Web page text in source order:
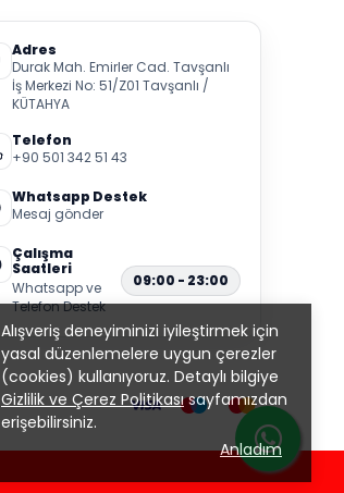
Alışveriş deneyiminizi iyileştirmek için
yasal düzenlemelere uygun çerezler
(cookies) kullanıyoruz. Detaylı bilgiye
Gizlilik ve Çerez Politikasısayfamızdan
erişebilirsiniz.
Anladım
Adres
Durak Mah. Emirler Cad. Tavşanlı
İş Merkezi No: 51/Z01 Tavşanlı /
KÜTAHYA
Telefon
+90 501 342 51 43
Whatsapp Destek
Mesaj gönder
Çalışma
Saatleri
Whatsapp ve
Telefon Destek
09:00 - 23:00